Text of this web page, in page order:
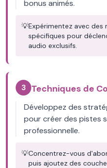
bonus animés.
💡Expérimentez avec des
spécifiques pour
audio exclusifs.
3 Techniques de
Développez des
pour créer des pistes
professionnelle.
💡Concentrez-vous
puis ajoutez des